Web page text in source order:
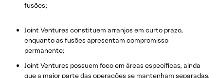
fusões;
Joint Ventures constituem arranjos em curto prazo,
enquanto as fusões apresentam compromisso
permanente;
Joint Ventures possuem foco em áreas específicas, ainda
que a maior parte das operações se mantenham separadas,